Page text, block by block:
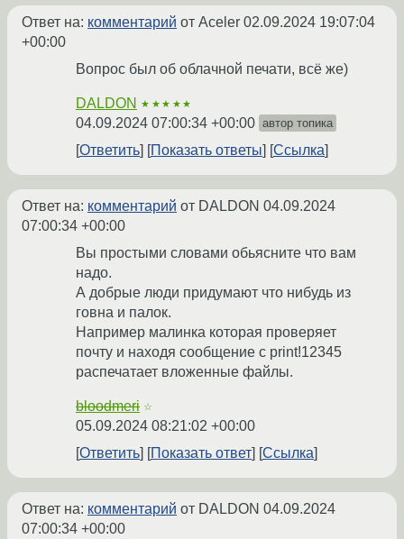
Ответ на: комментарий от Aceler 02.09.2024 19:07:04
+00:00
Вопрос был об облачной печати, всё же)
DALDON ★★★★★
04.09.2024 07:00:34 +00:00 автор топика
Ответить Показать ответы Ссылка
Ответ на: комментарий от DALDON 04.09.2024
07:00:34 +00:00
Вы простыми словами обьясните что вам
надо.
А добрые люди придумают что нибудь из
говна и палок.
Например малинка которая проверяет
почту и находя сообщение с print!12345
распечатает вложенные файлы.
bloodmeri ☆
05.09.2024 08:21:02 +00:00
Ответить
Показать ответ Ссылка
Ответ на: комментарий от DALDON 04.09.2024
07:00:34 +00:00